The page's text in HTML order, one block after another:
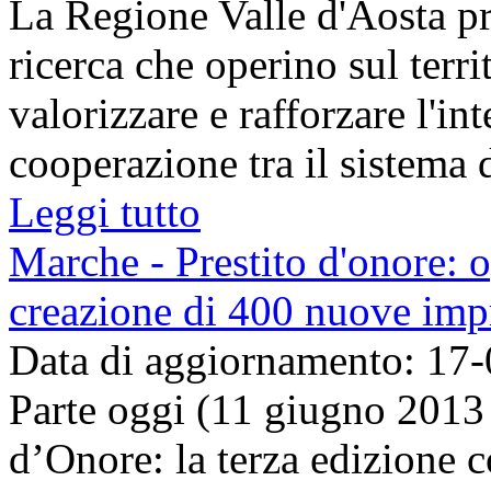
La Regione Valle d'Aosta
ricerca che operino sul
valorizzare e rafforzare
cooperazione tra il sistema
Leggi tutto
Marche - Prestito d'onore:
creazione di 400 nuove
Data di aggiornamento:
Parte oggi (11 giugno
d’Onore: la terza edizione